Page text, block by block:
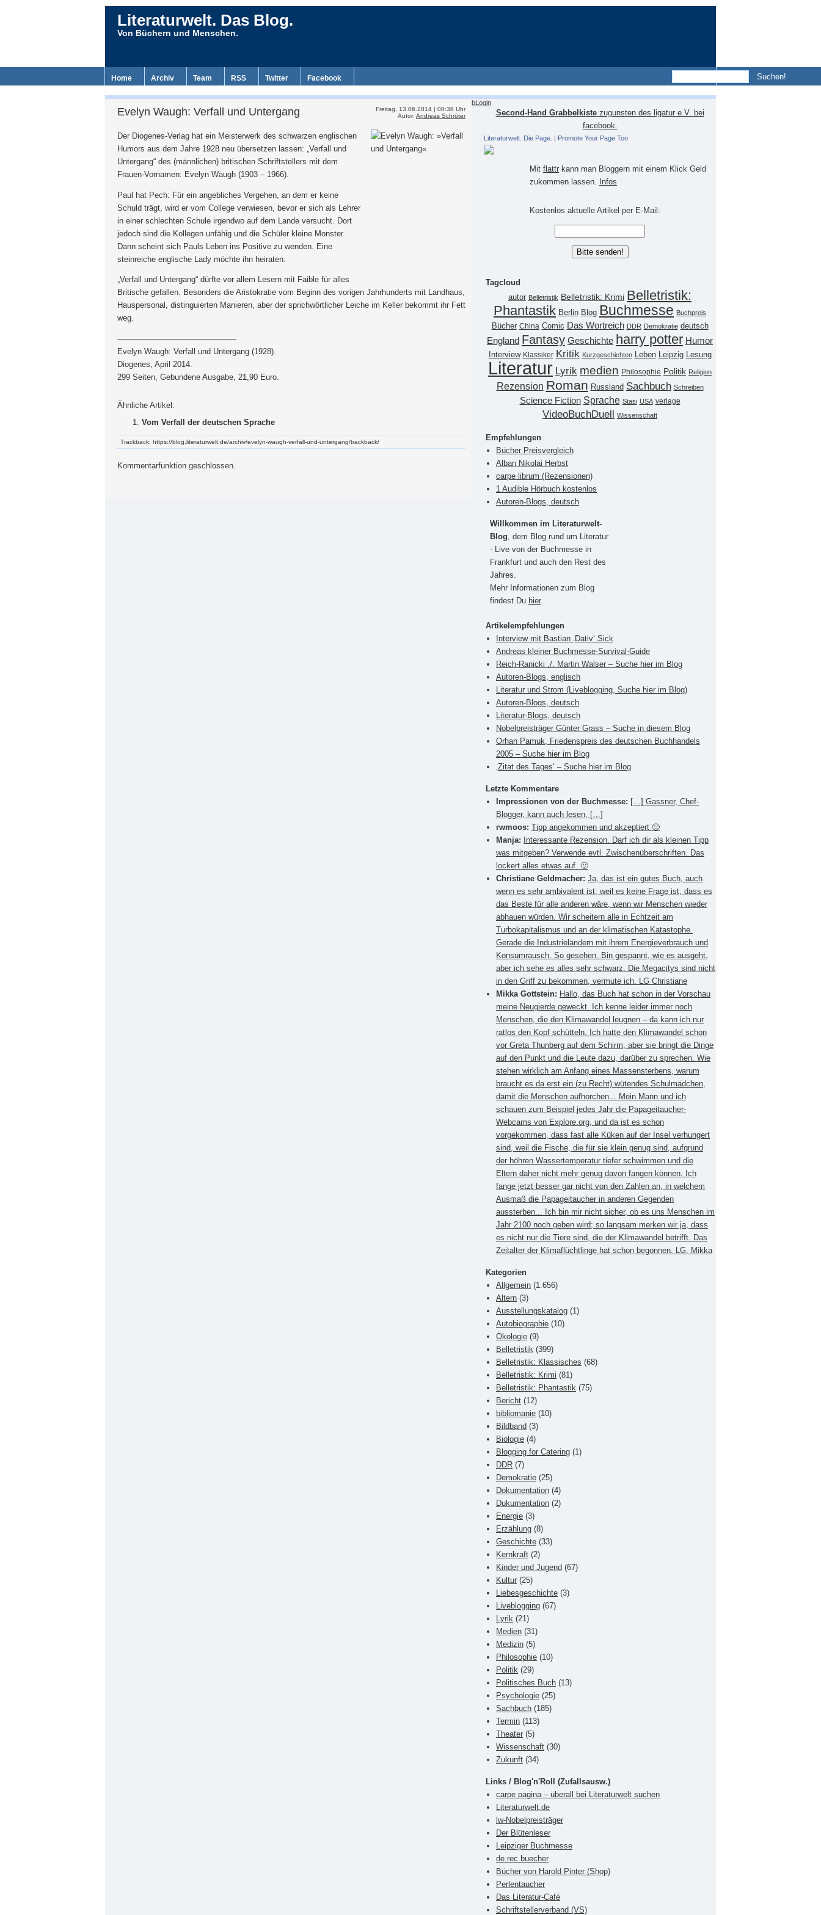
Literaturwelt. Das Blog.
Von Büchern und Menschen.
Home Archiv Team RSS Twitter Facebook
Freitag, 13.06.2014 | 08:38 Uhr
Autor: Andreas Schröter
Evelyn Waugh: Verfall und Untergang
Der Diogenes-Verlag hat ein Meisterwerk des schwarzen englischen
Humors aus dem Jahre 1928 neu übersetzen lassen: „Verfall und
Untergang“ des (männlichen) britischen Schriftstellers mit dem
Frauen-Vornamen: Evelyn Waugh (1903 – 1966).
Paul hat Pech: Für ein angebliches Vergehen, an dem er keine
Schuld trägt, wird er vom College verwiesen, bevor er sich als Lehrer
in einer schlechten Schule irgendwo auf dem Lande versucht. Dort
jedoch sind die Kollegen unfähig und die Schüler kleine Monster.
Dann scheint sich Pauls Leben ins Positive zu wenden. Eine
steinreiche englische Lady möchte ihn heiraten.
„Verfall und Untergang“ dürfte vor allem Lesern mit Faible für alles
Britische gefallen. Besonders die Aristokratie vom Beginn des vorigen Jahrhunderts mit Landhaus,
Hauspersonal, distinguierten Manieren, aber der sprichwörtlicher Leiche im Keller bekommt ihr Fett
weg.
———————————————
Evelyn Waugh: Verfall und Untergang (1928).
Diogenes, April 2014.
299 Seiten, Gebundene Ausgabe, 21,90 Euro.
Ähnliche Artikel:
Vom Verfall der deutschen Sprache
Trackback: https://blog.literaturwelt.de/archiv/evelyn-waugh-verfall-und-untergang/trackback/
Kommentarfunktion geschlossen.
bLogin
Second-Hand Grabbelkistezugunsten des ligatur e.V. bei
facebook.
Literaturwelt. Die Page. | Promote Your Page Too
Mit flattr kann man Bloggern mit einem Klick Geld
zukommen lassen.
Infos
Kostenlos aktuelle Artikel per E-Mail:
Tagcloud
autor Belletristik Belletristik: Krimi Belletristik:
Phantastik Berlin Blog Buchmesse Buchpreis
Bücher China Comic Das Wortreich DDR Demokratie deutsch
England Fantasy Geschichte harry potter Humor
Interview Klassiker Kritik Kurzgeschichten Leben Leipzig Lesung
Literatur Lyrik medien Philosophie Politik Religion
Rezension Roman Russland Sachbuch Schreiben
Science Fiction Sprache Stasi USA verlage
VideoBuchDuell Wissenschaft
Empfehlungen
Bücher Preisvergleich
Alban Nikolai Herbst
carpe librum (Rezensionen)
1 Audible Hörbuch kostenlos
Autoren-Blogs, deutsch
Willkommen im Literaturwelt-
Blog , dem Blog rund um Literatur
- Live von der Buchmesse in
Frankfurt und auch den Rest des
Jahres.
Mehr Informationen zum Blog
findest Du hier.
Artikelempfehlungen
Interview mit Bastian ‚Dativ‘ Sick
Andreas kleiner Buchmesse-Survival-Guide
Reich-Ranicki ./. Martin Walser – Suche hier im Blog
Autoren-Blogs, englisch
Literatur und Strom (Liveblogging, Suche hier im Blog)
Autoren-Blogs, deutsch
Literatur-Blogs, deutsch
Nobelpreisträger Günter Grass – Suche in diesem Blog
Orhan Pamuk, Friedenspreis des deutschen Buchhandels
2005 – Suche hier im Blog
‚Zitat des Tages‘ – Suche hier im Blog
Letzte Kommentare
Impressionen von der Buchmesse: […] Gassner, Chef-
Blogger, kann auch lesen, […]
rwmoos: Tipp angekommen und akzeptiert 🙂
Manja:
Interessante Rezension. Darf ich dir als kleinen Tipp
was mitgeben? Verwende evtl. Zwischenüberschriften. Das
lockert alles etwas auf. 🙂
Christiane Geldmacher: Ja, das ist ein gutes Buch, auch
wenn es sehr ambivalent ist; weil es keine Frage ist, dass es
das Beste für alle anderen wäre, wenn wir Menschen wieder
abhauen würden. Wir scheitern alle in Echtzeit am
Turbokapitalismus und an der klimatischen Katastophe.
Gerade die Industrieländern mit ihrem Energieverbrauch und
Konsumrausch. So gesehen. Bin gespannt, wie es ausgeht,
aber ich sehe es alles sehr schwarz. Die Megacitys sind nicht
in den Griff zu bekommen, vermute ich. LG Christiane
Mikka Gottstein: Hallo, das Buch hat schon in der Vorschau
meine Neugierde geweckt. Ich kenne leider immer noch
Menschen, die den Klimawandel leugnen – da kann ich nur
ratlos den Kopf schütteln. Ich hatte den Klimawandel schon
vor Greta Thunberg auf dem Schirm, aber sie bringt die Dinge
auf den Punkt und die Leute dazu, darüber zu sprechen. Wie
stehen wirklich am Anfang eines Massensterbens, warum
braucht es da erst ein (zu Recht) wütendes Schulmädchen,
damit die Menschen aufhorchen... Mein Mann und ich
schauen zum Beispiel jedes Jahr die Papageitaucher-
Webcams von Explore.org, und da ist es schon
vorgekommen, dass fast alle Küken auf der Insel verhungert
sind, weil die Fische, die für sie klein genug sind, aufgrund
der höhren Wassertemperatur tiefer schwimmen und die
Eltern daher nicht mehr genug davon fangen können. Ich
fange jetzt besser gar nicht von den Zahlen an, in welchem
Ausmaß die Papageitaucher in anderen Gegenden
aussterben... Ich bin mir nicht sicher, ob es uns Menschen im
Jahr 2100 noch geben wird; so langsam merken wir ja, dass
es nicht nur die Tiere sind, die der Klimawandel betrifft. Das
Zeitalter der Klimaflüchtlinge hat schon begonnen. LG, Mikka
Kategorien
Allgemein (1.656)
Altern (3)
Ausstellungskatalog (1)
Autobiographie (10)
Ökologie (9)
Belletristik (399)
Belletristik: Klassisches (68)
Belletristik: Krimi (81)
Belletristik: Phantastik (75)
Bericht (12)
bibliomanie (10)
Bildband (3)
Biologie (4)
Blogging for Catering (1)
DDR (7)
Demokratie (25)
Dokumentation (4)
Dukumentation (2)
Energie (3)
Erzählung (8)
Geschichte (33)
Kernkraft (2)
Kinder und Jugend (67)
Kultur (25)
Liebesgeschichte (3)
Liveblogging (67)
Lyrik (21)
Medien (31)
Medizin (5)
Philosophie (10)
Politik (29)
Politisches Buch (13)
Psychologie (25)
Sachbuch (185)
Termin (113)
Theater (5)
Wissenschaft (30)
Zukunft (34)
Links / Blog'n'Roll (Zufallsausw.)
carpe pagina – überall bei Literaturwelt suchen
Literaturwelt.de
lw-Nobelpreisträger
Der Blütenleser
Leipziger Buchmesse
de.rec.buecher
Bücher von Harold Pinter (Shop)
Perlentaucher
Das Literatur-Café
Schriftstellerverband (VS)